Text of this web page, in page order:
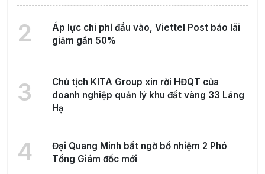
2
Áp lực chi phí đầu vào, Viettel Post báo lãi
giảm gần 50%
3
Chủ tịch KITA Group xin rời HĐQT của
doanh nghiệp quản lý khu đất vàng 33 Láng
Hạ
4
Đại Quang Minh bất ngờ bổ nhiệm 2 Phó
Tổng Giám đốc mới